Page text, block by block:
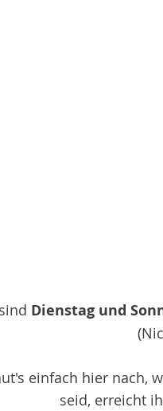
Dienstag und
einfach hier nach,
seid, erreicht